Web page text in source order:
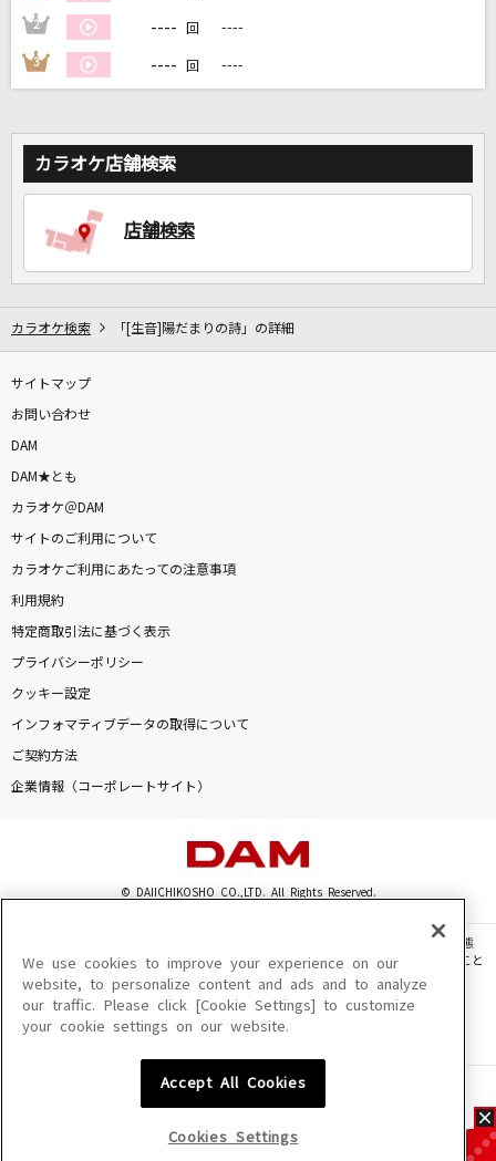
2 ---- 回 ----
3 ---- 回 ----
カラオケ店舗検索
店舗検索
カラオケ検索 「[生音]陽だまりの詩」の詳細
サイトマップ
お問い合わせ
DAM
DAM★とも
カラオケ＠DAM
サイトのご利用について
カラオケご利用にあたっての注意事項
利用規約
特定商取引法に基づく表示
プライバシーポリシー
クッキー設定
インフォマティブデータの取得について
ご契約方法
企業情報（コーポレートサイト）
© DAIICHIKOSHO CO.,LTD. All Rights Reserved.
このサイトに掲載されている一切の文章・画像・写真・動画・音声等を、手段や形態
を問わず、著作権法の定める範囲を超えて無断で複製、転載、ファイル化などすること
を禁じます。
楽曲及びコンテンツは、機種によりご利用いただけない場合があります。
楽曲及びコンテンツの配信日、配信内容が変更になる場合があります。
We use cookies to improve your experience on our
website, to personalize content and ads and to analyze
our traffic. Please click [Cookie Settings] to customize
your cookie settings on our website.
Accept All Cookies
Cookies Settings